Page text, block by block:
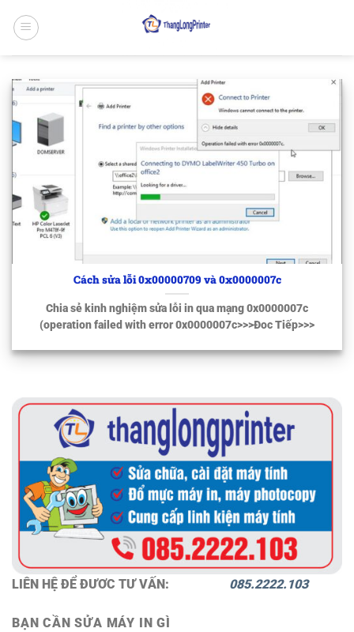
qua
LIÊN HỆ ĐỂ ĐƯƠC TƯ VẤN: 085.2222.103
BẠN CẦN SỬA MÁY IN GÌ
Cách sửa lỗi 0x00000709 và 0x0000007c
Chia sẻ kinh nghiệm sửa lỗi in qua mạng 0x0000007c
(operation failed with error 0x0000007c>>>Đoc Tiếp>>>